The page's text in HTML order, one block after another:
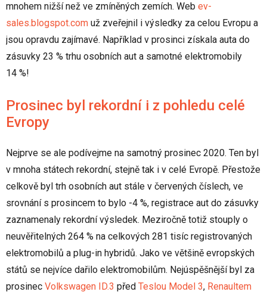
mnohem nižší než ve zmíněných zemích. Web ev-
sales.blogspot.com už zveřejnil i výsledky za celou Evropu a
jsou opravdu zajímavé. Například v prosinci získala auta do
zásuvky 23 % trhu osobních aut a samotné elektromobily
14 %!
Prosinec byl rekordní i z pohledu celé
Evropy
Nejprve se ale podívejme na samotný prosinec 2020. Ten byl
v mnoha státech rekordní, stejně tak i v celé Evropě. Přestože
celkově byl trh osobních aut stále v červených číslech, ve
srovnání s prosincem to bylo -4 %, registrace aut do zásuvky
zaznamenaly rekordní výsledek. Meziročně totiž stouply o
neuvěřitelných 264 % na celkových 281 tisíc registrovaných
elektromobilů a plug-in hybridů. Jako ve většině evropských
států se nejvíce dařilo elektromobilům. Nejúspěšnější byl za
prosinec Volkswagen ID.3 před Teslou Model 3, Renaultem